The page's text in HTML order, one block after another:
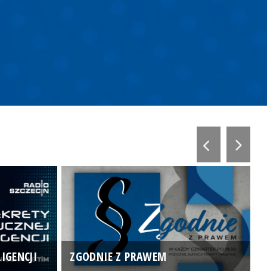
ZGODNIE Z PRAWEM